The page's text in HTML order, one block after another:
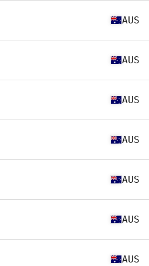
AUS
AUS
AUS
AUS
AUS
AUS
AUS